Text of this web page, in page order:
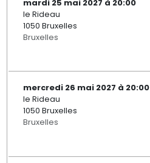
mardi 25 mai 2027 à 20:00
le Rideau
1050 Bruxelles
Bruxelles
mercredi 26 mai 2027 à 20:00
le Rideau
1050 Bruxelles
Bruxelles